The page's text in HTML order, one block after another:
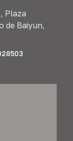
Plaza
de Baiyun,